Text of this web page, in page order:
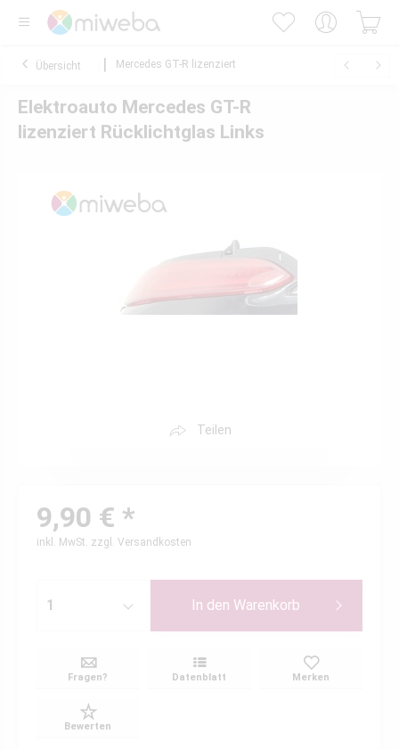
Übersicht Mercedes GT-R lizenziert
Elektroauto Mercedes GT-R
lizenziert Rücklichtglas Links
Teilen
9,90 € *
inkl. MwSt. zzgl. Versandkosten
In den Warenkorb
Fragen? Datenblatt Merken
Bewerten